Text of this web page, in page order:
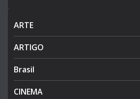
ARTE
ARTIGO
Brasil
CINEMA